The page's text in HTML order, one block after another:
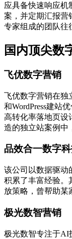
应具备快速响应机
案，并定期汇报营
专家组成的团队往
国内顶尖数
飞优数字营销
飞优数字营销在独
和WordPress建站
高转化率落地页设
造的独立站案例中
品效合一数字
该公司以数据驱动
积累了丰富经验。
放策略，曾帮助某
极光数智营销
极光数智专注于AI